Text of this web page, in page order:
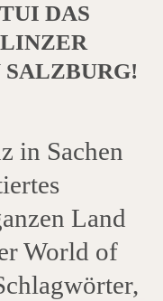
DAS
in Sachen
Land
World of